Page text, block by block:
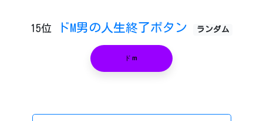
15位 ドM男の人生終了ボタン ランダム
ドm